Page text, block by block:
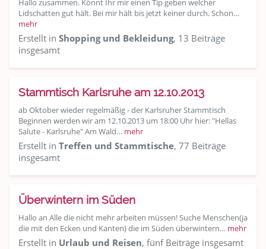
Hallo zusammen. Könnt Ihr mir einen Tip geben welcher
Lidschatten gut hält. Bei mir hält bis jetzt keiner durch. Schon…
mehr
Erstellt in Shopping und Bekleidung, 13 Beiträge
insgesamt
Stammtisch Karlsruhe am 12.10.2013
ab Oktober wieder regelmäßig - der Karlsruher Stammtisch
Beginnen werden wir am 12.10.2013 um 18:00 Uhr hier: "Hellas
Salute - Karlsruhe" Am Wald… mehr
Erstellt in Treffen und Stammtische, 77 Beiträge
insgesamt
Überwintern im Süden
Hallo an Alle die nicht mehr arbeiten müssen! Suche Menschen(ja
die mit den Ecken und Kanten) die im Süden überwintern… mehr
Erstellt in Urlaub und Reisen, fünf Beiträge insgesamt